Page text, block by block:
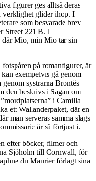
figurer ges alltså deras
verklighet glider ihop. I
som besvarade brev
Street 221 B. I
där Mio, min Mio tar sin
på romanfigurer, är
exempelvis gå genom
systrarna Brontës
den beskrivs i Sagan om
i Camilla
ett Wallanderpaket, där en
man serveras samma slags
är så förtjust i.
efter böcker, filmer och
Sjöholm till Cornwall, för
du Maurier förlagt sina